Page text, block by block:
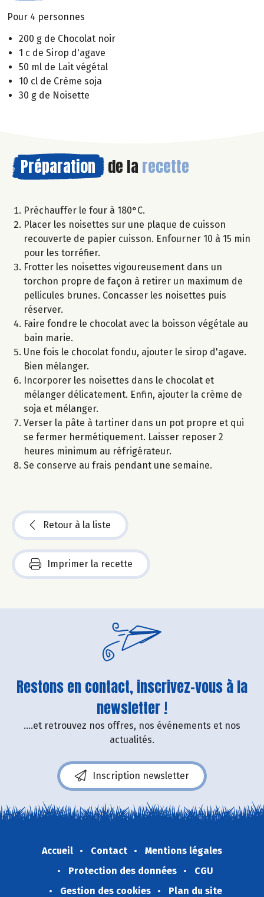
Pour 4 personnes
200 g de Chocolat noir
1 c de Sirop d'agave
50 ml de Lait végétal
10 cl de Crème soja
30 g de Noisette
Préparation de la recette
Préchauffer le four à 180°C.
Placer les noisettes sur une plaque de cuisson
recouverte de papier cuisson. Enfourner 10 à 15 min
pour les torréfier.
Frotter les noisettes vigoureusement dans un
torchon propre de façon à retirer un maximum de
pellicules brunes. Concasser les noisettes puis
réserver.
Faire fondre le chocolat avec la boisson végétale au
bain marie.
Une fois le chocolat fondu, ajouter le sirop d'agave.
Bien mélanger.
Incorporer les noisettes dans le chocolat et
mélanger délicatement. Enfin, ajouter la crème de
soja et mélanger.
Verser la pâte à tartiner dans un pot propre et qui
se fermer hermétiquement. Laisser reposer 2
heures minimum au réfrigérateur.
Se conserve au frais pendant une semaine.
Retour à la liste
Imprimer la recette
Restons en contact, inscrivez-vous à la
newsletter !
....et retrouvez nos offres, nos événements et nos
actualités.
Inscription newsletter
Accueil Contact
Mentions légales
Protection des données
CGU
Gestion des cookies
Plan du site